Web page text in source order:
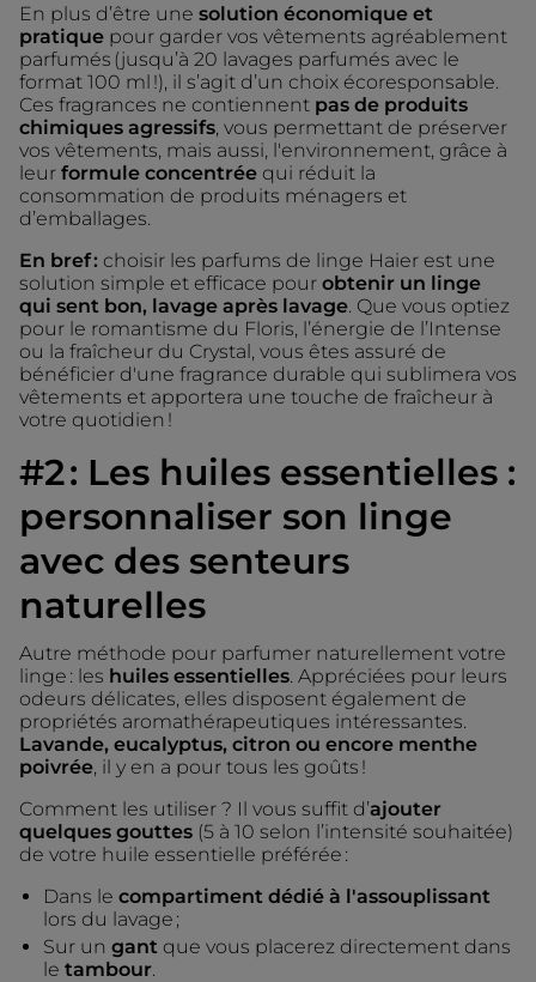
En plus d’être une solution économique et
pratique pour garder vos vêtements agréablement
parfumés (jusqu’à 20 lavages parfumés avec le
format 100 ml !), il s’agit d’un choix écoresponsable.
Ces fragrances ne contiennent pas de produits
chimiques agressifs , vous permettant de préserver
vos vêtements, mais aussi, l'environnement, grâce à
leur formule concentrée qui réduit la
consommation de produits ménagers et
d’emballages.
En bref : choisir les parfums de linge Haier est une
solution simple et efficace pour obtenir un linge
qui sent bon, lavage après lavage. Que vous optiez
pour le romantisme du Floris, l’énergie de l’Intense
ou la fraîcheur du Crystal, vous êtes assuré de
bénéficier d'une fragrance durable qui sublimera vos
vêtements et apportera une touche de fraîcheur à
votre quotidien !
#2 : Les huiles essentielles :
personnaliser son linge
avec des senteurs
naturelles
Autre méthode pour parfumer naturellement votre
linge : les huiles essentielles. Appréciées pour leurs
odeurs délicates, elles disposent également de
propriétés aromathérapeutiques intéressantes.
Lavande, eucalyptus, citron ou encore menthe
poivrée , il y en a pour tous les goûts !
Comment les utiliser ? Il vous suffit d’ajouter
quelques gouttes (5 à 10 selon l’intensité souhaitée)
de votre huile essentielle préférée :
Dans le compartiment dédié à l'assouplissant
lors du lavage ;
Sur un gant que vous placerez directement dans
le tambour.